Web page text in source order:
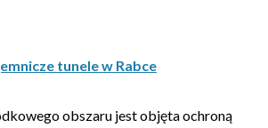
tunele w Rabce
obszaru jest objęta ochroną